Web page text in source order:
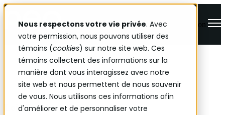
Nous respectons votre vie privée. Avec
votre permission, nous pouvons utiliser des
témoins (cookies) sur notre site web. Ces
témoins collectent des informations sur la
manière dont vous interagissez avec notre
site web et nous permettent de nous souvenir
de vous. Nous utilisons ces informations afin
d'améliorer et de personnaliser votre
Open main navigation
Loi 25